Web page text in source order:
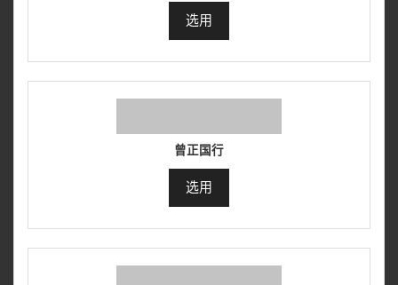
选用
曾正国行
选用